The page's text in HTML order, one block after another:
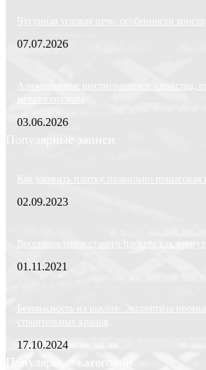
Чугунная угловая печь: особенности
07.07.2026
Алюминиевые шестигранники: свойства,
металлопроката
03.06.2026
Популярные записи
Как уложить плитку правильно пошаговая
02.09.2023
Восстановление старого паркета как
01.11.2021
Безопасность на высоте: Экспертиза
строительных кранов
17.10.2024
Популярные категории